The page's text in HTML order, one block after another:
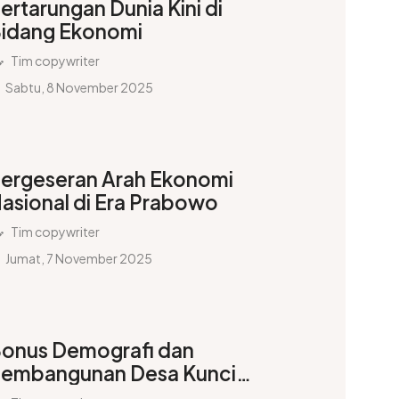
Dunia Kini di
Ekonomi
Tim copywriter
Sabtu, 8 November 2025
Arah Ekonomi
di Era Prabowo
Tim copywriter
Jumat, 7 November 2025
Demografi dan
Desa Kunci